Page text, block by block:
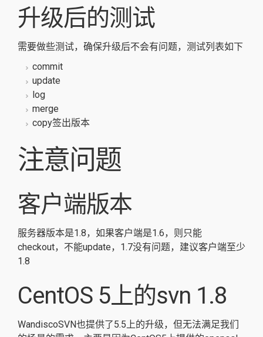
升级后的测试
需要做些测试，确保升级后不会有问题，测试列表如下
commit
update
log
merge
copy签出版本
注意问题
客户端版本
服务器版本是1.8，如果客户端是1.6，则只能
checkout，不能update，1.7没有问题，建议客户端至少
1.8
CentOS 5上的svn 1.8
WandiscoSVN也提供了5.5上的升级，但无法满足我们